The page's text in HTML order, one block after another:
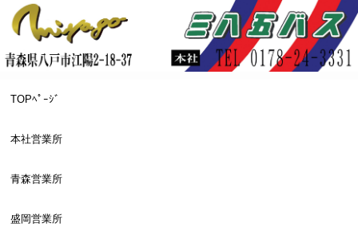
TOPﾍﾟｰｼﾞ
本社営業所
青森営業所
盛岡営業所